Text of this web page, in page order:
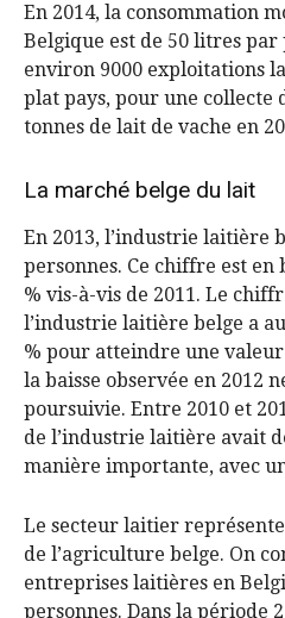
En 2014, la consommation
Belgique est de 50 litres
environ 9000 exploitations
plat pays, pour une collecte
tonnes de lait de vache en
La marché belge du lait
En 2013, l’industrie laitière
personnes. Ce chiffre est en
% vis-à-vis de 2011. Le
l’industrie laitière belge a
% pour atteindre une
la baisse observée en 2012
poursuivie. Entre 2010 et
de l’industrie laitière avait
manière importante, avec
Le secteur laitier
de l’agriculture belge. On
entreprises laitières en
personnes. Dans la période